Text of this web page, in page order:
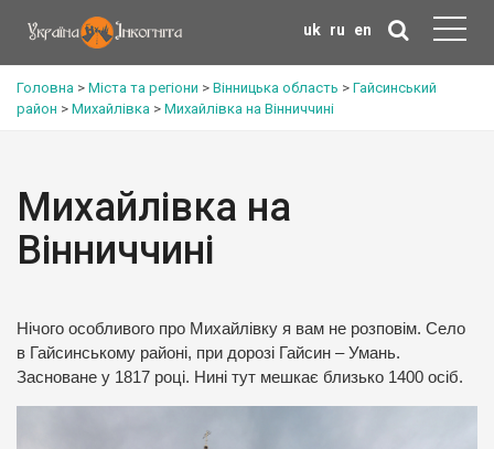
uk ru en
Головна > Міста та регіони > Вінницька область > Гайсинський
район > Михайлівка > Михайлівка на Вінниччині
Михайлівка на
Вінниччині
Нічого особливого про Михайлівку я вам не розповім. Село
в Гайсинському районі, при дорозі Гайсин – Умань.
Засноване у 1817 році. Нині тут мешкає близько 1400 осіб.